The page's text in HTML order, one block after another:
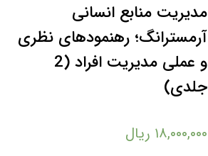
مدیریت منابع انسانی
آرمسترانگ؛ رهنمودهای نظری
و عملی مدیریت افراد (2
جلدی)
۱۸,۰۰۰,۰۰۰ ریال